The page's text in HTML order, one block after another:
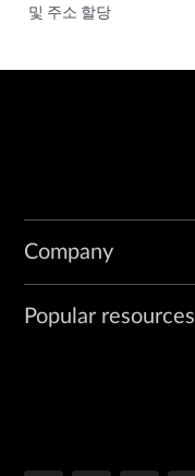
및 주소 할당
Company
Popular resources